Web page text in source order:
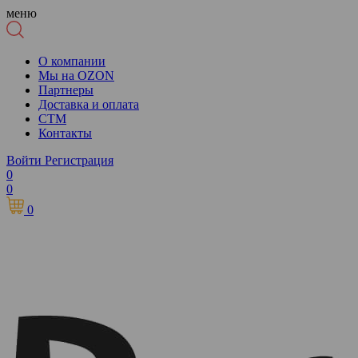
меню
О компании
Мы на OZON
Партнеры
Доставка и оплата
СТМ
Контакты
Войти Регистрация
0
0
0